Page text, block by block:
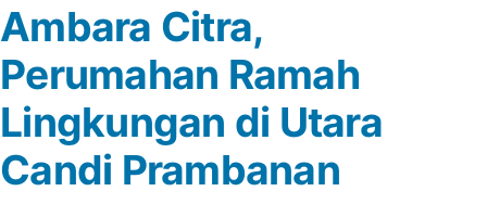
Ambara Citra,
Perumahan Ramah
Lingkungan di Utara
Candi Prambanan